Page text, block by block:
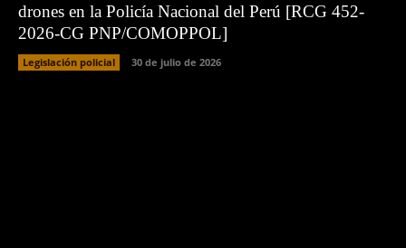
drones en la Policía Nacional del Perú [RCG 452-
2026-CG PNP/COMOPPOL]
Legislación policial 30 de julio de 2026